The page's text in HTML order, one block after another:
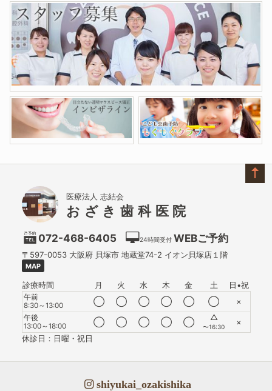
医療法人 志結会
おざき歯科医院
072-468-6405 24時間受付 WEBご予約
〒597-0053 大阪府 貝塚市 地蔵堂74-2 イオン貝塚店１階
MAP
診療時間 月 火 水 木 金 土 日•祝
午前
8:30～13:00
◯ ◯ ◯ ◯ ◯ ◯ ×
午後
13:00～18:00
◯ ◯ ◯ ◯ ◯ △
〜16:30
×
休診日：日曜・祝日
shiyukai_ozakishika